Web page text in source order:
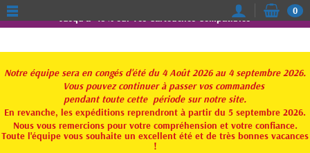
Jusqu'à -15% sur vos Cartouches Compatibles
Notre équipe sera en congés d'été du 4 Août 2026 au 4 septembre 2026.
Vous pouvez continuer à passer vos commandes
pendant toute cette période sur notre site.
En revanche, les expéditions reprendront à partir du 5 septembre 2026.
Nous vous remercions pour votre compréhension et votre confiance.
Toute l'équipe vous souhaite un excellent été et de très bonnes vacances
!
0